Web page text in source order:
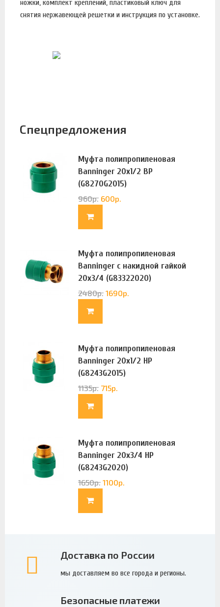
ножки, комплект креплений, пластиковый ключ для
снятия нержавеющей решетки и инструкция по установке.
Спецпредложения
Муфта полипропиленовая
Banninger 20х1/2 ВР
(G8270G2015)
960р. 600р.
Муфта полипропиленовая
Banninger с накидной гайкой
20х3/4 (G83322020)
2480р. 1690р.
Муфта полипропиленовая
Banninger 20х1/2 НР
(G8243G2015)
1135р. 715р.
Муфта полипропиленовая
Banninger 20х3/4 НР
(G8243G2020)
1650р. 1100р.
Доставка по России
мы доставляем во все города и регионы.
Безопасные платежи